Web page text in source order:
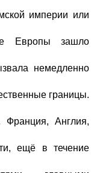
империи или
Европы зашло
немедленно
границы.
Франция, Англия,
ещё в течение